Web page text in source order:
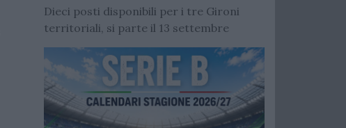
Dieci posti disponibili per i tre Gironi
territoriali, si parte il 13 settembre